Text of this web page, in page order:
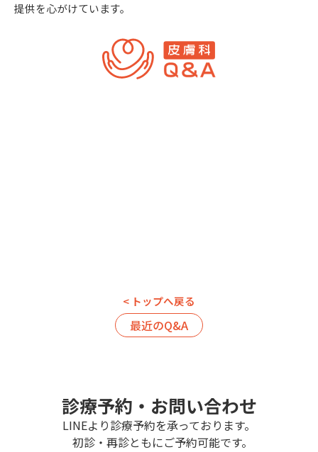
提供を心がけています。
< トップへ戻る
最近のQ&A
診療予約・お問い合わせ
LINEより診療予約を承っております。
初診・再診ともにご予約可能です。